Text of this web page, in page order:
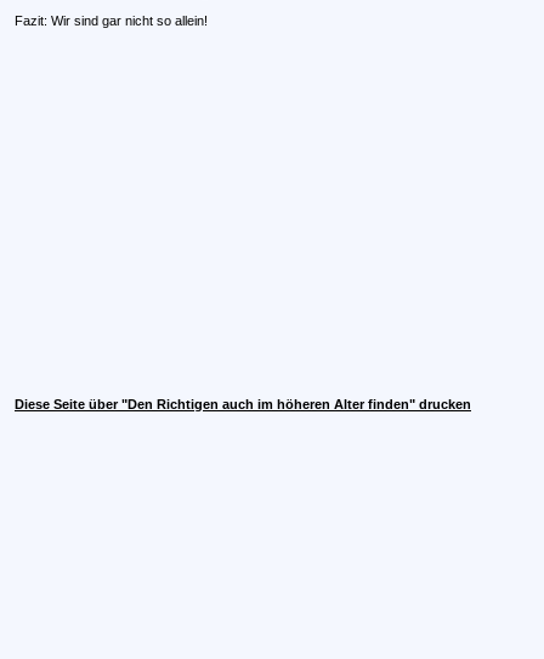
Fazit: Wir sind gar nicht so allein!
Diese Seite über "Den Richtigen auch im höheren Alter finden" drucken